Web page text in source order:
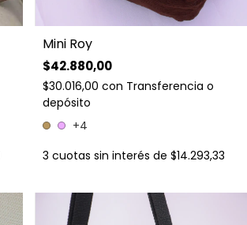
Mini Roy
$42.880,00
$30.016,00con Transferencia o
depósito
+4
3 cuotas sin interés de$14.293,33